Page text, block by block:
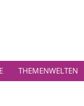
THEMENWELTEN